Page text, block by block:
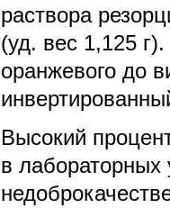
раствора
(уд. вес 1,125
оранжевого до
Высокий
в лабораторных